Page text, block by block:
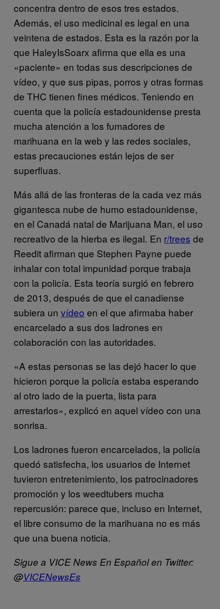
concentra dentro de esos tres estados.
Además, el uso medicinal es legal en una
veintena de estados. Esta es la razón por la
que HaleyIsSoarx afirma que ella es una
«paciente» en todas sus descripciones de
vídeo, y que sus pipas, porros y otras formas
de THC tienen fines médicos. Teniendo en
cuenta que la policía estadounidense presta
mucha atención a los fumadores de
marihuana en la web y las redes sociales,
estas precauciones están lejos de ser
superfluas.
Más allá de las fronteras de la cada vez más
gigantesca nube de humo estadounidense,
en el Canadá natal de Marijuana Man, el uso
recreativo de la hierba es ilegal. En r/trees de
Reedit afirman que Stephen Payne puede
inhalar con total impunidad porque trabaja
con la policía. Esta teoría surgió en febrero
de 2013, después de que el canadiense
subiera un vídeo en el que afirmaba haber
encarcelado a sus dos ladrones en
colaboración con las autoridades.
«A estas personas se las dejó hacer lo que
hicieron porque la policía estaba esperando
al otro lado de la puerta, lista para
arrestarlos», explicó en aquel vídeo con una
sonrisa.
Los ladrones fueron encarcelados, la policía
quedó satisfecha, los usuarios de Internet
tuvieron entretenimiento, los patrocinadores
promoción y los weedtubers mucha
repercusión: parece que, incluso en Internet,
el libre consumo de la marihuana no es más
que una buena noticia.
Sigue a VICE News En Español en Twitter:
@VICENewsEs